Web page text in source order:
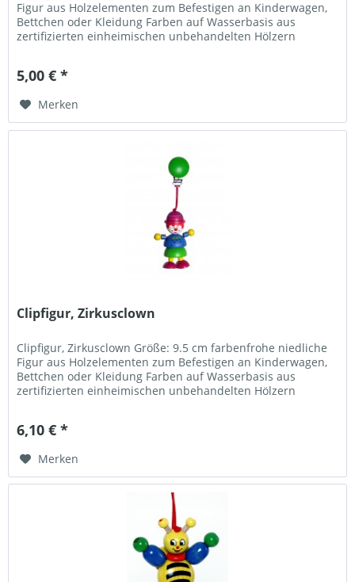
Figur aus Holzelementen zum Befestigen an Kinderwagen,
Bettchen oder Kleidung Farben auf Wasserbasis aus
zertifizierten einheimischen unbehandelten Hölzern
5,00 € *
Merken
Clipfigur, Zirkusclown
Clipfigur, Zirkusclown Größe: 9.5 cm farbenfrohe niedliche
Figur aus Holzelementen zum Befestigen an Kinderwagen,
Bettchen oder Kleidung Farben auf Wasserbasis aus
zertifizierten einheimischen unbehandelten Hölzern
6,10 € *
Merken